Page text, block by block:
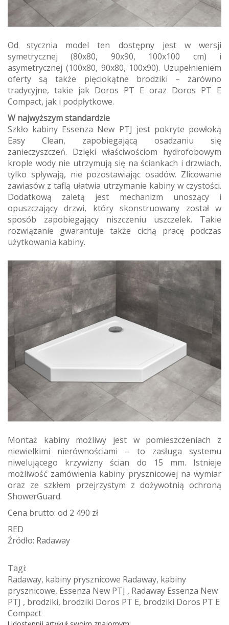
Od stycznia model ten dostępny jest w wersji
symetrycznej (80x80, 90x90, 100x100 cm) i
asymetrycznej (100x80, 90x80, 100x90). Uzupełnieniem
oferty są także pięciokątne brodziki – zarówno
tradycyjne, takie jak Doros PT E oraz Doros PT E
Compact, jak i podpłytkowe.
W najwyższym standardzie
Szkło kabiny Essenza New PTJ jest pokryte powłoką
Easy Clean, zapobiegającą osadzaniu się
zanieczyszczeń. Dzięki właściwościom hydrofobowym
krople wody nie utrzymują się na ściankach i drzwiach,
tylko spływają, nie pozostawiając osadów. Zlicowanie
zawiasów z taflą ułatwia utrzymanie kabiny w czystości.
Dodatkową zaletą jest mechanizm unoszący i
opuszczający drzwi, który skonstruowany został w
sposób zapobiegający niszczeniu uszczelek. Takie
rozwiązanie gwarantuje także cichą pracę podczas
użytkowania kabiny.
Montaż kabiny możliwy jest w pomieszczeniach z
niewielkimi nierównościami – to zasługa systemu
niwelującego krzywizny ścian do 15 mm. Istnieje
możliwość zamówienia kabiny prysznicowej na wymiar
oraz ze szkłem przejrzystym z dożywotnią ochroną
ShowerGuard.
Cena brutto: od 2 490 zł
RED
Źródło: Radaway
Tagi:
Radaway, kabiny prysznicowe Radaway, kabiny
prysznicowe, Essenza New PTJ , Radaway Essenza New
PTJ , brodziki, brodziki Doros PT E, brodziki Doros PT E
Compact